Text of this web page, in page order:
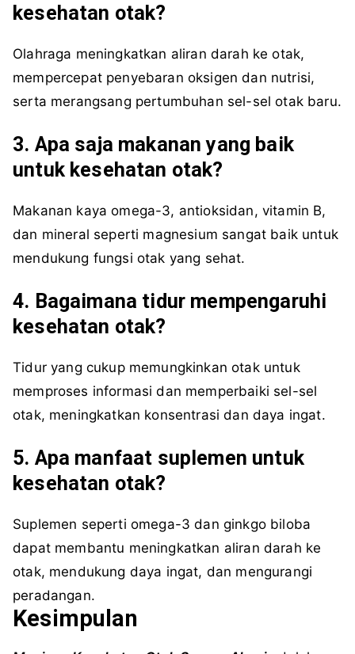
kesehatan otak?
Olahraga meningkatkan aliran darah ke otak,
mempercepat penyebaran oksigen dan nutrisi,
serta merangsang pertumbuhan sel-sel otak baru.
3. Apa saja makanan yang baik
untuk kesehatan otak?
Makanan kaya omega-3, antioksidan, vitamin B,
dan mineral seperti magnesium sangat baik untuk
mendukung fungsi otak yang sehat.
4. Bagaimana tidur mempengaruhi
kesehatan otak?
Tidur yang cukup memungkinkan otak untuk
memproses informasi dan memperbaiki sel-sel
otak, meningkatkan konsentrasi dan daya ingat.
5. Apa manfaat suplemen untuk
kesehatan otak?
Suplemen seperti omega-3 dan ginkgo biloba
dapat membantu meningkatkan aliran darah ke
otak, mendukung daya ingat, dan mengurangi
peradangan.
Kesimpulan